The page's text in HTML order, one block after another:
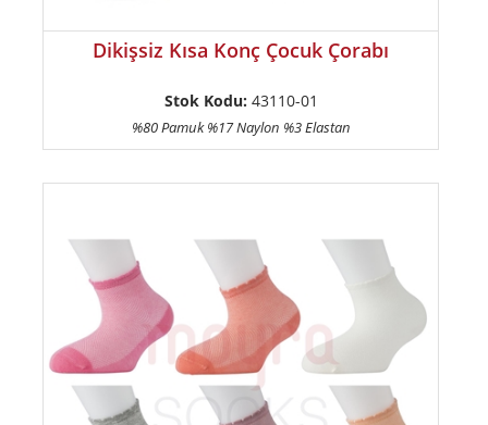
Dikişsiz Kısa Konç Çocuk Çorabı
Stok Kodu: 43110-01
%80 Pamuk %17 Naylon %3 Elastan